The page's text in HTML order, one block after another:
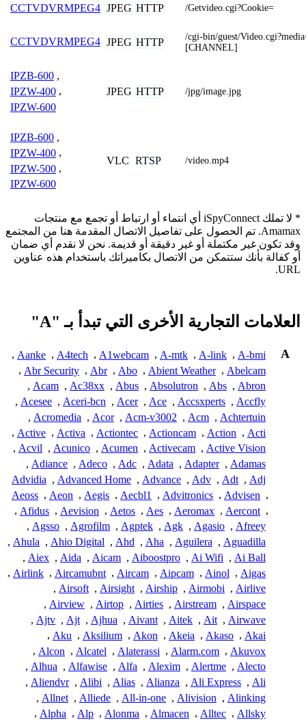
CCTVDVRMPEG4 JPEG HTTP /Getvideo.cgi?Cookie=
CCTVDVRMPEG4 JPEG HTTP
/cgi-bin/guest/
[CHANNEL]
IPZB-600 ,
IPZW-400 ,
IPZW-600
JPEG HTTP /jpg/image.jpg
IPZB-600 ,
IPZW-400 ,
IPZW-500 ,
IPZW-600
VLC RTSP /video.mp4
* لا تملك iSpyConnect أي انتماء أو ارتباط أو تجمع مع منتجات
Amamax. تم الحصول على تفاصيل الاتصال المقدمة هنا من المجتمع
وقد تكون غير مكتملة أو غير دقيقة أو قديمة. نحن لا نقدم أي ضمان
أو كفالة بأنك ستتمكن من الاتصال بكاميراتك باستخدام هذه عناوين
URL.
العلامات التجارية الأخرى التي تبدأ بـ "A"
A
A-bmi
,
A-link
,
A-mtk
,
A1webcam
,
A4tech
,
Aanke
,
Abelcam
,
Abient Weather
,
Abo
,
Abr
,
Abr Security
,
Abron
,
Abs
,
Absolutron
,
Abus
,
Ac38xx
,
Acam
,
Accfly
,
Accsxperts
,
Ace
,
Acer
,
Aceri-bcn
,
Acesee
,
Achtertuin
,
Acm
,
Acm-v3002
,
Acor
,
Acromedia
,
Acti
,
Action
,
Actioncam
,
Actiontec
,
Activa
,
Active
,
Active Vision
,
Activecam
,
Acumen
,
Acunico
,
Acvil
,
Adamas
,
Adapter
,
Adata
,
Adc
,
Adeco
,
Adiance
,
Adj
,
Adt
,
Adv
,
Advance
,
Advanced Home
,
Advidia
,
Advisen
,
Advitronics
,
Aecbl1
,
Aegis
,
Aeon
,
Aeoss
,
Aercont
,
Aeromax
,
Aes
,
Aetos
,
Aevision
,
Afidus
,
Afreey
,
Agasio
,
Agk
,
Agptek
,
Agrofilm
,
Agsso
,
Aguadilla
,
Aguilera
,
Aha
,
Ahd
,
Ahio Digital
,
Ahula
,
Ai Ball
,
Ai Wifi
,
Aiboostpro
,
Aicam
,
Aida
,
Aiex
,
Aigas
,
Ainol
,
Aipcam
,
Aircam
,
Aircamubnt
,
Airlink
,
Airlive
,
Airmobi
,
Airship
,
Airsight
,
Airsoft
,
Airspace
,
Airstream
,
Airties
,
Airtop
,
Airview
,
Airwave
,
Ait
,
Aitek
,
Aivant
,
Ajhua
,
Ajt
,
Ajtv
,
Akai
,
Akaso
,
Akeia
,
Akon
,
Aksilium
,
Aku
,
Akuvox
,
Alarm.com
,
Alaterassi
,
Alcatel
,
Alcon
,
Alecto
,
Alertme
,
Alexim
,
Alfa
,
Alfawise
,
Alhua
,
Ali
,
Ali Express
,
Alianza
,
Alias
,
Alibi
,
Aliendvr
,
Alinking
,
Alivision
,
All-in-one
,
Alliede
,
Allnet
,
Allsky
,
Alltec
,
Almacen
,
Alonma
,
Alp
,
Alpha
,